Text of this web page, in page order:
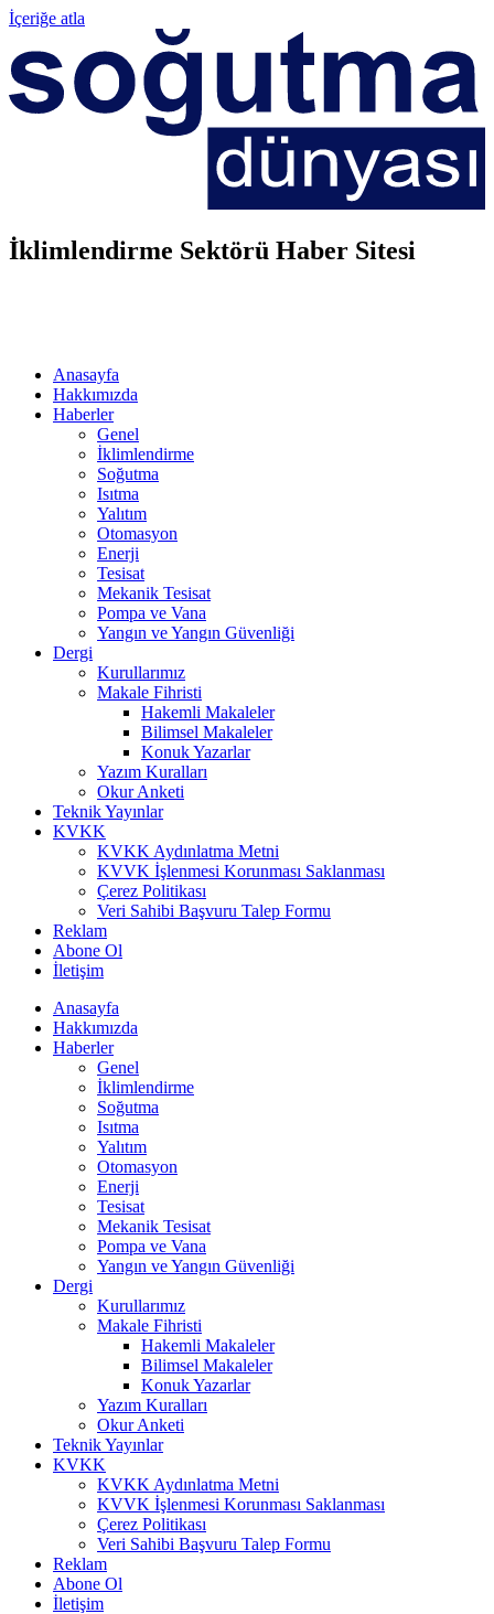
İçeriğe atla
İklimlendirme Sektörü Haber Sitesi
Anasayfa
Hakkımızda
Haberler
Genel
İklimlendirme
Soğutma
Isıtma
Yalıtım
Otomasyon
Enerji
Tesisat
Mekanik Tesisat
Pompa ve Vana
Yangın ve Yangın Güvenliği
Dergi
Kurullarımız
Makale Fihristi
Hakemli Makaleler
Bilimsel Makaleler
Konuk Yazarlar
Yazım Kuralları
Okur Anketi
Teknik Yayınlar
KVKK
KVKK Aydınlatma Metni
KVVK İşlenmesi Korunması Saklanması
Çerez Politikası
Veri Sahibi Başvuru Talep Formu
Reklam
Abone Ol
İletişim
Anasayfa
Hakkımızda
Haberler
Genel
İklimlendirme
Soğutma
Isıtma
Yalıtım
Otomasyon
Enerji
Tesisat
Mekanik Tesisat
Pompa ve Vana
Yangın ve Yangın Güvenliği
Dergi
Kurullarımız
Makale Fihristi
Hakemli Makaleler
Bilimsel Makaleler
Konuk Yazarlar
Yazım Kuralları
Okur Anketi
Teknik Yayınlar
KVKK
KVKK Aydınlatma Metni
KVVK İşlenmesi Korunması Saklanması
Çerez Politikası
Veri Sahibi Başvuru Talep Formu
Reklam
Abone Ol
İletişim